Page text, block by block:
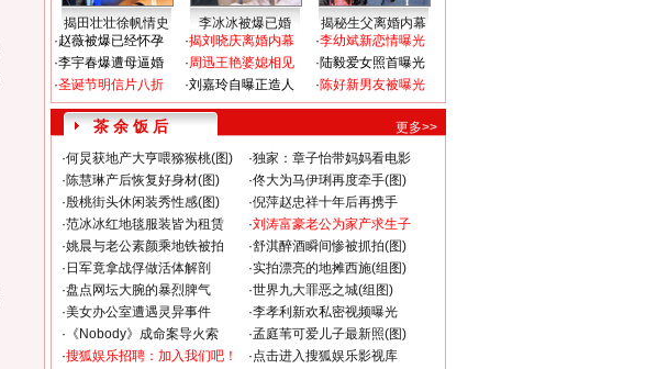
揭田壮壮徐帆情史 李冰冰被爆已婚
揭秘生父离婚内幕
·赵薇被爆已经怀孕
·李宇春爆遭母逼婚
·圣诞节明信片八折
·揭刘晓庆离婚内幕
·周迅王艳婆媳相见
·刘嘉玲自曝正造人
·李幼斌新恋情曝光
·陆毅爱女照首曝光
·陈好新男友被曝光
茶 余 饭 后
更多>>
·何炅获地产大亨喂猕猴桃(图) ·独家：章子怡带妈妈看电影
·陈慧琳产后恢复好身材(图) ·佟大为马伊琍再度牵手(图)
·殷桃街头休闲装秀性感(图) ·倪萍赵忠祥十年后再携手
·范冰冰红地毯服装皆为租赁 ·刘涛富豪老公为家产求生子
·姚晨与老公素颜乘地铁被拍 ·舒淇醉酒瞬间惨被抓拍(图)
· 日军竟拿战俘做活体解剖 ·实拍漂亮的地摊西施(组图)
·盘点网坛大腕的暴烈脾气 ·世界九大罪恶之城(组图)
·美女办公室遭遇灵异事件 ·李孝利新欢私密视频曝光
· 《Nobody》成命案导火索 ·孟庭苇可爱儿子最新照(图)
·搜狐娱乐招聘：加入我们吧！ ·点击进入搜狐娱乐影视库